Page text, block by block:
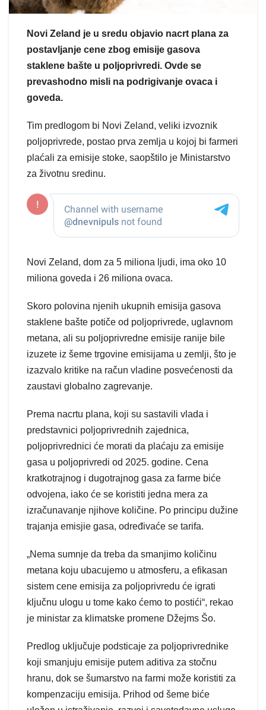
Novi Zeland je u sredu objavio nacrt plana za
postavljanje cene zbog emisije gasova
staklene bašte u poljoprivredi. Ovde se
prevashodno misli na podrigivanje ovaca i
goveda.
Tim predlogom bi Novi Zeland, veliki izvoznik
poljoprivrede, postao prva zemlja u kojoj bi farmeri
plaćali za emisije stoke, saopštilo je Ministarstvo
za životnu sredinu.
Novi Zeland, dom za 5 miliona ljudi, ima oko 10
miliona goveda i 26 miliona ovaca.
Skoro polovina njenih ukupnih emisija gasova
staklene bašte potiče od poljoprivrede, uglavnom
metana, ali su poljoprivredne emisije ranije bile
izuzete iz šeme trgovine emisijama u zemlji, što je
izazvalo kritike na račun vladine posvećenosti da
zaustavi globalno zagrevanje.
Prema nacrtu plana, koji su sastavili vlada i
predstavnici poljoprivrednih zajednica,
poljoprivrednici će morati da plaćaju za emisije
gasa u poljoprivredi od 2025. godine. Cena
kratkotrajnog i dugotrajnog gasa za farme biće
odvojena, iako će se koristiti jedna mera za
izračunavanje njihove količine. Po principu dužine
trajanja emisjie gasa, određivaće se tarifa.
„Nema sumnje da treba da smanjimo količinu
metana koju ubacujemo u atmosferu, a efikasan
sistem cene emisija za poljoprivredu će igrati
ključnu ulogu u tome kako ćemo to postići“, rekao
je ministar za klimatske promene Džejms Šo.
Predlog uključuje podsticaje za poljoprivrednike
koji smanjuju emisije putem aditiva za stočnu
hranu, dok se šumarstvo na farmi može koristiti za
kompenzaciju emisija. Prihod od šeme biće